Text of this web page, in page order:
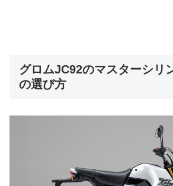
グロムJC92のマスターシリ
の選び方